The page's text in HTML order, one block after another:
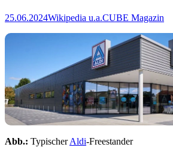
25.06.2024Wikipedia u.a.CUBE Magazin
Abb.: TypischerAldi-Freestander